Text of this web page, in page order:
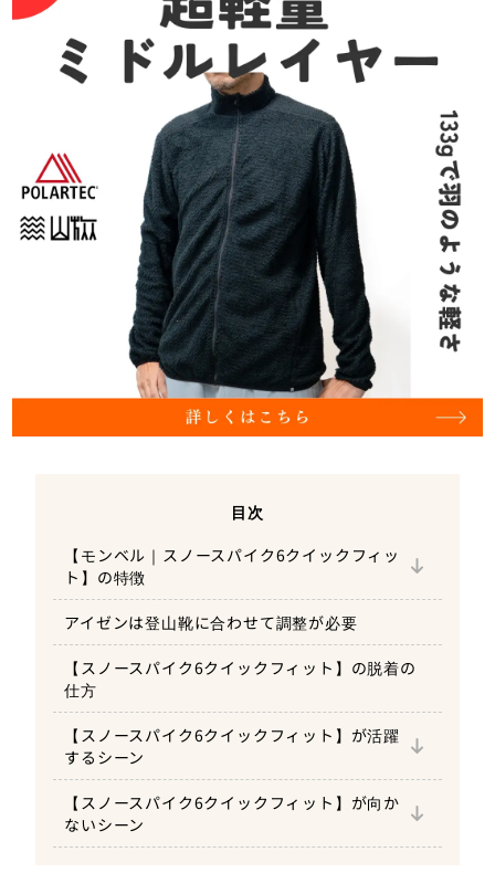
目次
【モンベル｜スノースパイク6クイックフィッ
ト】の特徴
装着がしやすい「ラチェットバックル」
雪が付きづらい「波形アンチスノープレート」
アイゼンは登山靴に合わせて調整が必要
【スノースパイク6クイックフィット】の脱着の
仕方
【スノースパイク6クイックフィット】が活躍
するシーン
何度も脱着する残雪期の雪渓歩き
冬の低山ハイクで手を冷やさずに装着できる
【スノースパイク6クイックフィット】が向か
ないシーン
使うか分からない雪渓歩きでの持ち運び